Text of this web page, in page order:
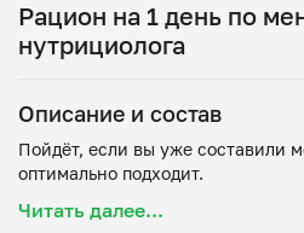
Рацион на 1 день по
нутрициолога
Описание и состав
Пойдёт, если вы уже составили
Читать далее...